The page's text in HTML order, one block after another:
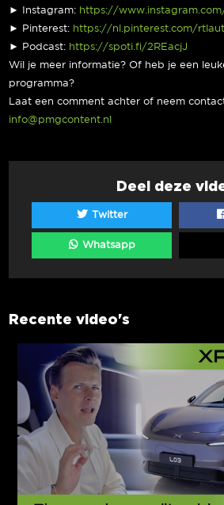
► Instagram: https://
► Pinterest: https://nl.pinterest.com/
► Podcast: https://spoti.fi/2REacjJ
Wil je meer informatie? Of heb je een
programma?
Laat een comment achter of neem
info@pmgcontent.nl
Deel deze
Twitter
Whatsapp
Recente video's